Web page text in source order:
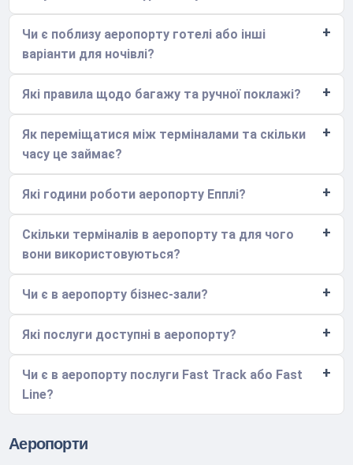
Чи є поблизу аеропорту готелі або інші
варіанти для ночівлі?
Які правила щодо багажу та ручної поклажі?
Як переміщатися між терміналами та скільки
часу це займає?
Які години роботи аеропорту Епплі?
Скільки терміналів в аеропорту та для чого
вони використовуються?
Чи є в аеропорту бізнес-зали?
Які послуги доступні в аеропорту?
Чи є в аеропорту послуги Fast Track або Fast
Line?
Аеропорти